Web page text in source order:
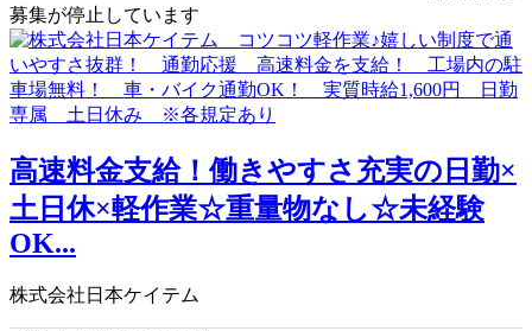
募集が停止しています
高速料金支給！働きやすさ充実の日勤×
土日休×軽作業☆重量物なし☆未経験
OK...
株式会社日本ケイテム